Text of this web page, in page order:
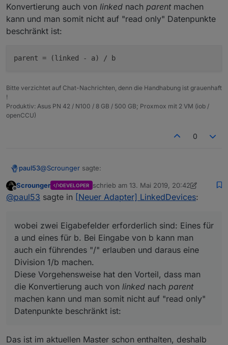
Konvertierung auch von linked nach parentmachen
kann und man somit nicht auf "read only" Datenpunkte
beschränkt ist:
parent
Bitte verzichtet auf Chat-Nachrichten, denn die Handhabung ist grauenhaft
!
Produktiv: Asus PN 42 / N100 / 8 GB / 500 GB; Proxmox mit 2 VM (iob /
openCCU)
0
paul53@Scrounger sagte:
Wie siehst du das?
Man sollte sich auf eine lineare Wandlung
beschränken, die immer so dargestellt werden kann:
wobei zwei Eigabefelder erforderlich sind: Eines für a
und eines für b. Bei Eingabe von b kann man auch ein
führendes "/" erlauben und daraus eine Division 1/b
machen.
Diese Vorgehensweise hat den Vorteil, dass man die
Konvertierung auch von
Offline
Scrounger DEVELOPER schrieb am 13. Mai 2019, 20:42
zuletzt editiert von Scrounger
@paul53 sagte in [Neuer Adapter] LinkedDevices:
wobei zwei Eigabefelder erforderlich sind: Eines für
a und eines für b. Bei Eingabe von b kann man
auch ein führendes "/" erlauben und daraus eine
Division 1/b machen.
Diese Vorgehensweise hat den Vorteil, dass man
die Konvertierung auch von linked nach parent
machen kann und man somit nicht auf "read only"
Datenpunkte beschränkt ist:
Das ist im aktuellen Master schon enthalten, deshalb